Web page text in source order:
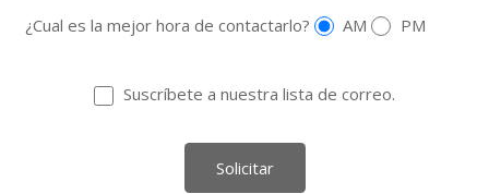
¿Cual es la mejor hora de contactarlo? AM PM
Suscríbete a nuestra lista de correo.